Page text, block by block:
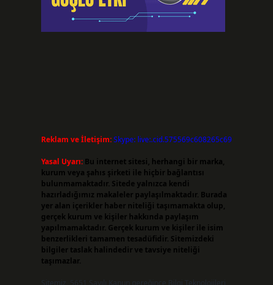
Reklam ve İletişim:Skype: live:.cid.575569c608265c69
Yasal Uyarı: Bu internet sitesi, herhangi bir marka,
kurum veya şahıs şirketi ile hiçbir bağlantısı
bulunmamaktadır. Sitede yalnızca kendi
hazırladığımız makaleler paylaşılmaktadır. Burada
yer alan içerikler haber niteliği taşımamakta olup,
gerçek kurum ve kişiler hakkında paylaşım
yapılmamaktadır. Gerçek kurum ve kişiler ile isim
benzerlikleri tamamen tesadüfidir. Sitemizdeki
bilgiler taslak halindedir ve tavsiye niteliği
taşımazlar.
Sitemiz, 5651 Sayılı Kanun gereğince Bilgi Teknolojileri